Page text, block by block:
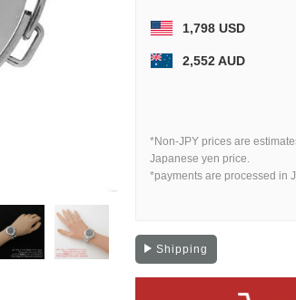
1,798 USD
2,552 AUD
*Non-JPY prices are
Japanese yen price.
*payments are processed in
Shipping